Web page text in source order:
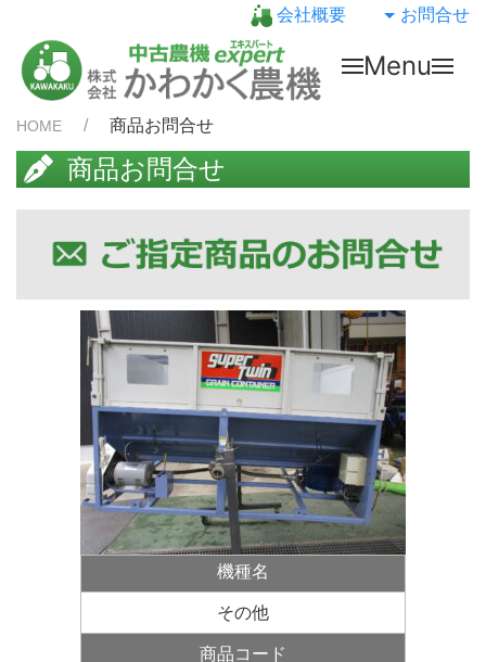
会社概要 お問合せ
Menu
HOME 商品お問合せ
商品お問合せ
機種名
その他
商品コード